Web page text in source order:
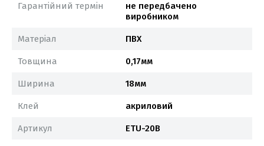
Гарантійний термін
не передбачено
виробником
Матеріал ПВХ
Товщина 0,17мм
Ширина 18мм
Клей акриловий
Артикул ETU-20B